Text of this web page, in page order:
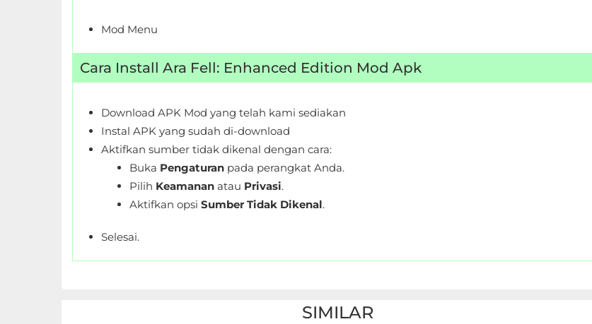
Personalization
Mod Menu
Cara Install Ara Fell: Enhanced Edition Mod Apk
Download APK Mod yang telah kami sediakan
Instal APK yang sudah di-download
Aktifkan sumber tidak dikenal dengan cara:
Buka Pengaturan pada perangkat Anda.
Pilih Keamanan atau Privasi.
Aktifkan opsi Sumber Tidak Dikenal.
Selesai.
SIMILAR